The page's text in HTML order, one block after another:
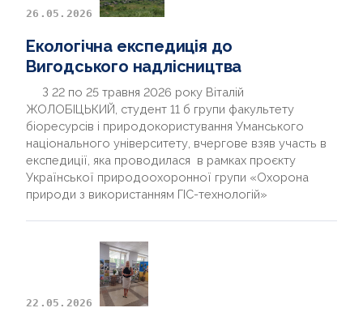
26.05.2026
Екологічна експедиція до
Вигодського надлісництва
З 22 по 25 травня 2026 року Віталій
ЖОЛОБІЦЬКИЙ, студент 11 б групи факультету
біоресурсів і природокористування Уманського
національного університету, вчергове взяв участь в
експедиції, яка проводилася в рамках проєкту
Української природоохоронної групи «Охорона
природи з використанням ГІС-технологій»
22.05.2026